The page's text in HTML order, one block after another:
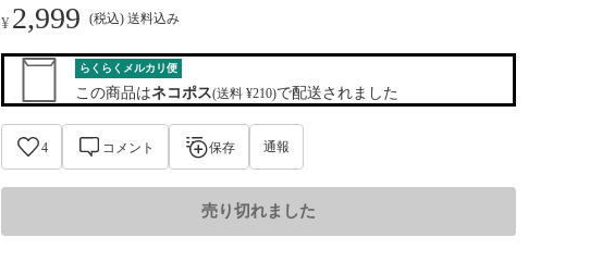
¥ 2,999 (税込) 送料込み
らくらくメルカリ便
この商品はネコポス(送料 ¥210)で配送されました
4 コメント 保存 通報
売り切れました